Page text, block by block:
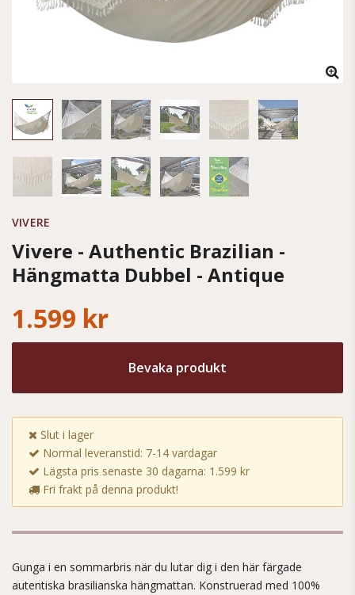
VIVERE
Vivere - Authentic Brazilian -
Hängmatta Dubbel - Antique
1.599 kr
Bevaka produkt
Slut i lager
Normal leveranstid: 7-14 vardagar
Lägsta pris senaste 30 dagarna: 1.599 kr
Fri frakt på denna produkt!
Gunga i en sommarbris när du lutar dig i den här färgade
autentiska brasilianska hängmattan. Konstruerad med 100%